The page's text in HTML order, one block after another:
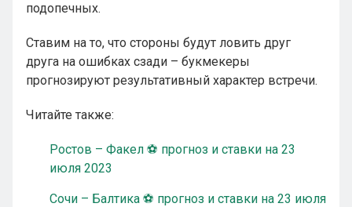
подопечных.
Ставим на то, что стороны будут ловить друг
друга на ошибках сзади – букмекеры
прогнозируют результативный характер встречи.
Читайте также:
Ростов – Факел ⚽ прогноз и ставки на 23
июля 2023
Сочи – Балтика ⚽ прогноз и ставки на 23 июля